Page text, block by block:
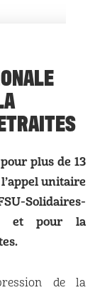
plus de 13
unitaire
Solidaires-
et pour la
de la